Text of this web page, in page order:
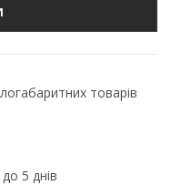
товарів
5 днів